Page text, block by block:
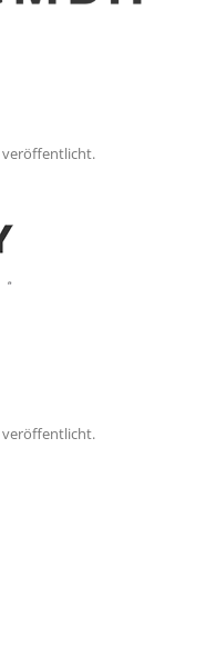
veröffentlicht.
veröffentlicht.